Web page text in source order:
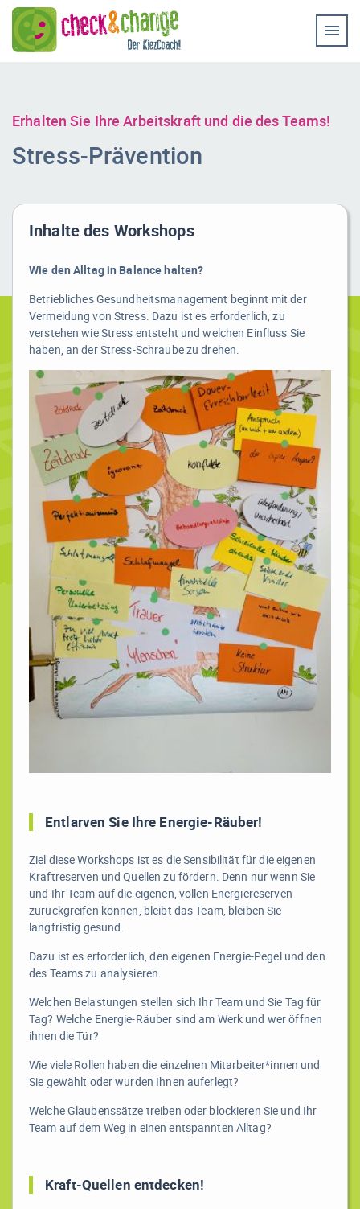
Erhalten Sie Ihre Arbeitskraft und die des Teams!
Stress-Prävention
Inhalte des Workshops
Wie den Alltag in Balance halten?
Betriebliches Gesundheitsmanagement beginnt mit der
Vermeidung von Stress. Dazu ist es erforderlich, zu
verstehen wie Stress entsteht und welchen Einfluss Sie
haben, an der Stress-Schraube zu drehen.
Entlarven Sie Ihre Energie-Räuber!
Ziel diese Workshops ist es die Sensibilität für die eigenen
Kraftreserven und Quellen zu fördern. Denn nur wenn Sie
und Ihr Team auf die eigenen, vollen Energiereserven
zurückgreifen können, bleibt das Team, bleiben Sie
langfristig gesund.
Dazu ist es erforderlich, den eigenen Energie-Pegel und den
des Teams zu analysieren.
Welchen Belastungen stellen sich Ihr Team und Sie Tag für
Tag? Welche Energie-Räuber sind am Werk und wer öffnen
ihnen die Tür?
Wie viele Rollen haben die einzelnen Mitarbeiter*innen und
Sie gewählt oder wurden Ihnen auferlegt?
Welche Glaubenssätze treiben oder blockieren Sie und Ihr
Team auf dem Weg in einen entspannten Alltag?
Kraft-Quellen entdecken!
Experten-Rat